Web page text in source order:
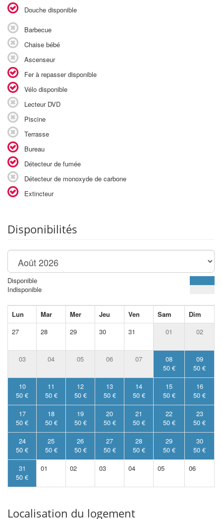
Douche disponible
Barbecue
Chaise bébé
Ascenseur
Fer à repasser disponible
Vélo disponible
Lecteur DVD
Piscine
Terrasse
Bureau
Détecteur de fumée
Détecteur de monoxyde de carbone
Extincteur
Disponibilités
Disponible
Indisponible
Lun Mar Mer Jeu Ven Sam
Dim
27
28 29 30 31 01 02
03 04 05 06 07
08
50 €
09
50 €
10
50 €
11
50 €
12
50 €
13
50 €
14
50 €
15
50 €
16
50 €
17
50 €
18
50 €
19
50 €
20
50 €
21
50 €
22
50 €
23
50 €
24
50 €
25
50 €
26
50 €
27
50 €
28
50 €
29
50 €
30
50 €
31
50 €
01 02 03 04 05 06
Localisation du logement